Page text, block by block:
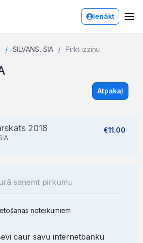
Ienākt
SILVANS, SIA Pirkt izziņu
Atpakaļ
2018 €11.00
noteikumiem
caur savu internetbanku